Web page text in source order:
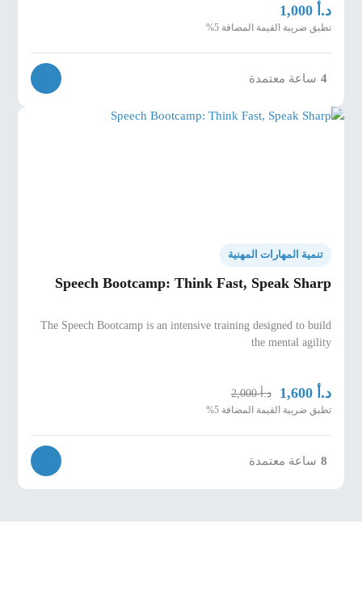
د.أ 1,000
تطبق ضريبة القيمة المضافة 5%
4 ساعة معتمدة
تنمية المهارات المهنية
Speech Bootcamp: Think Fast, Speak Sharp
The Speech Bootcamp is an intensive training designed to build
the mental agility
د.أ 1,600 د.أ2,000
تطبق ضريبة القيمة المضافة 5%
8 ساعة معتمدة